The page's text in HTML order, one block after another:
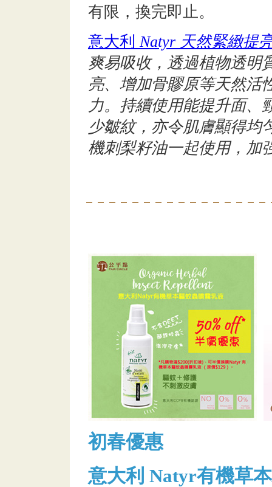
有限，換完即止。
意大利 Natyr 天然緊緻提
爽易吸收，透過植物透明
亮、增加骨賿原等天然活
力。持續使用能提升面、
少皺紋，亦令肌膚顯得均
機刺梨籽油一起使用，加
初春優惠
意大利 Natyr有機草